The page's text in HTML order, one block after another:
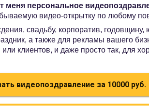
меня персональное
видео-открытку по любому
свадьбу, корпоратив,
а также для рекламы вашего
или клиентов, и даже просто так, для
видеопоздравление за 10000руб.